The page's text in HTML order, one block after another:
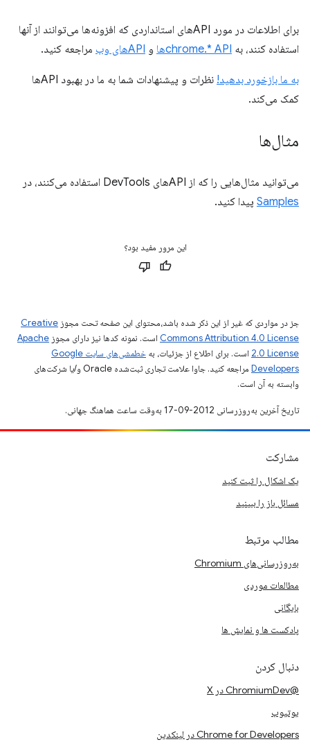
برای اطلاعات در مورد APIهای استانداردی که افزونه‌ها می‌توانند از آنها
استفاده کنند، به chrome.* APIها و APIهای وب مراجعه کنید.
به ما بازخورد بدهید!
نظرات و پیشنهادات شما به ما در بهبود APIها
کمک می‌کند.
مثال‌ها
می‌توانید مثال‌هایی را که از APIهای DevTools استفاده می‌کنند، در
Samples پیدا کنید.
این مرور مفید بود؟
جز در مواردی که غیر از این ذکر شده باشد،‌محتوای این صفحه تحت مجوز Creative
Commons Attribution 4.0 License است. نمونه کدها نیز دارای مجوز Apache
2.0 License است. برای اطلاع از جزئیات، به
خطمشی‌های سایت Google
Developers‏
مراجعه کنید. جاوا علامت تجاری ثبت‌شده Oracle و/یا شرکت‌های
وابسته به آن است.
تاریخ آخرین به‌روزرسانی 2012-09-17 به‌وقت ساعت هماهنگ جهانی.
مشارکت
یک اشکال را ثبت کنید
مسائل باز را ببینید
مطالب مرتبط
به‌روزرسانی‌های Chromium
مطالعات موردی
بایگانی
پادکست ها و نمایش ها
دنبال کردن
@ChromiumDev در X
یوتیوب
Chrome for Developers در لینکدین